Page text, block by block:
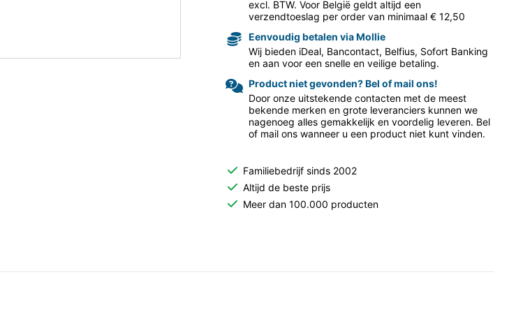
excl. BTW. Voor België geldt altijd een
verzendtoeslag per order van minimaal € 12,50
Eenvoudig betalen via Mollie
Wij bieden iDeal, Bancontact, Belfius, Sofort Banking
en aan voor een snelle en veilige betaling.
Product niet gevonden? Bel of mail ons!
Door onze uitstekende contacten met de meest
bekende merken en grote leveranciers kunnen we
nagenoeg alles gemakkelijk en voordelig leveren. Bel
of mail ons wanneer u een product niet kunt vinden.
Familiebedrijf sinds 2002
Altijd de beste prijs
Meer dan 100.000 producten